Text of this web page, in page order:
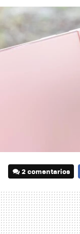
2 comentarios